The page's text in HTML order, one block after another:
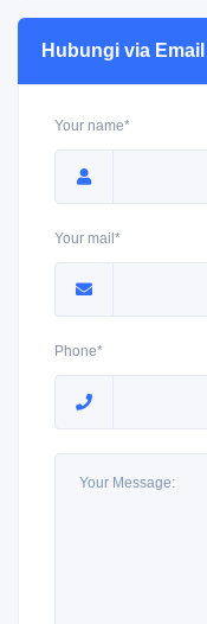
Hubungi via Email
Your name*
Your mail*
Phone*